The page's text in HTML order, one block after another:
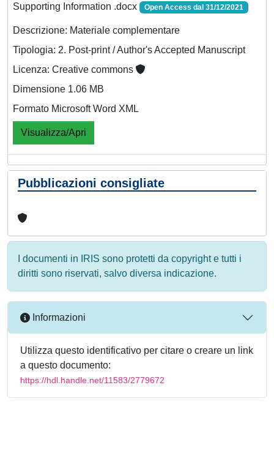
Supporting Information .docx Open Access dal 31/12/2021
Descrizione: Materiale complementare
Tipologia: 2. Post-print / Author's Accepted Manuscript
Licenza: Creative commons
Dimensione 1.06 MB
Formato Microsoft Word XML
Visualizza/Apri
Pubblicazioni consigliate
I documenti in IRIS sono protetti da copyright e tutti i
diritti sono riservati, salvo diversa indicazione.
Informazioni
Utilizza questo identificativo per citare o creare un link
a questo documento:
https://hdl.handle.net/11583/2779672